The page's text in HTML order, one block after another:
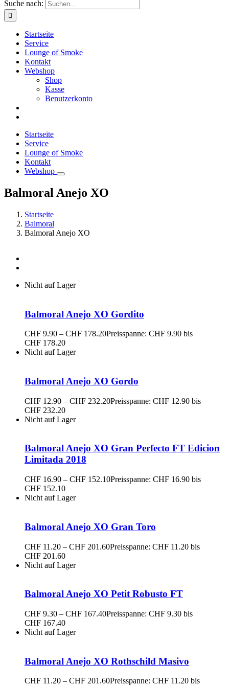
Suche nach:
Startseite
Service
Lounge of Smoke
Kontakt
Webshop
Shop
Kasse
Benutzerkonto
Startseite
Service
Lounge of Smoke
Kontakt
Webshop
Balmoral Anejo XO
Startseite
Balmoral
Balmoral Anejo XO
Nicht auf Lager
Balmoral Anejo XO Gordito
CHF 9.90 – CHF 178.20Preisspanne: CHF 9.90 bis
CHF 178.20
Nicht auf Lager
Balmoral Anejo XO Gordo
CHF 12.90 – CHF 232.20Preisspanne: CHF 12.90 bis
CHF 232.20
Nicht auf Lager
Balmoral Anejo XO Gran Perfecto FT Edicion
Limitada 2018
CHF 16.90 – CHF 152.10Preisspanne: CHF 16.90 bis
CHF 152.10
Nicht auf Lager
Balmoral Anejo XO Gran Toro
CHF 11.20 – CHF 201.60Preisspanne: CHF 11.20 bis
CHF 201.60
Nicht auf Lager
Balmoral Anejo XO Petit Robusto FT
CHF 9.30 – CHF 167.40Preisspanne: CHF 9.30 bis
CHF 167.40
Nicht auf Lager
Balmoral Anejo XO Rothschild Masivo
CHF 11.20 – CHF 201.60Preisspanne: CHF 11.20 bis